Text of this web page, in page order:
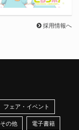
採用情報へ
フェア・イベント
その他 電子書籍